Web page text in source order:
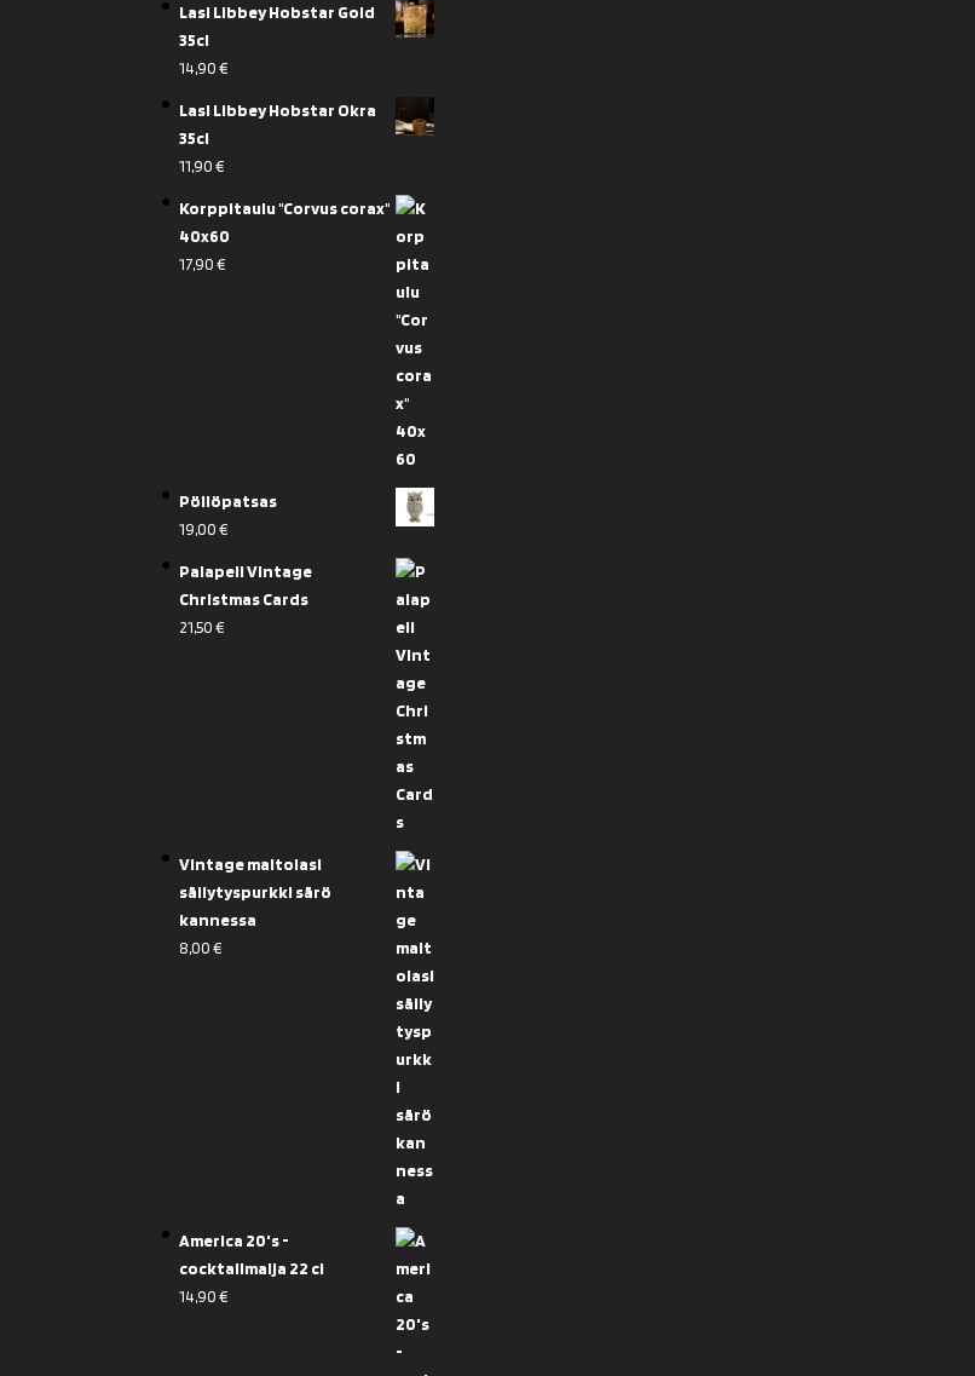
Lasi Libbey Hobstar Gold
35cl
14,90€
Lasi Libbey Hobstar Okra
35cl
11,90€
Korppitaulu "Corvus corax"
40x60
17,90€
Pöllöpatsas
19,00€
Palapeli Vintage
Christmas Cards
21,50€
Vintage maitolasi
säilytyspurkki särö
kannessa
8,00€
America 20's -
cocktailmalja 22 cl
14,90€